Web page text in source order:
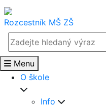
Rozcestník MŠ ZŠ
Menu
O škole
Info